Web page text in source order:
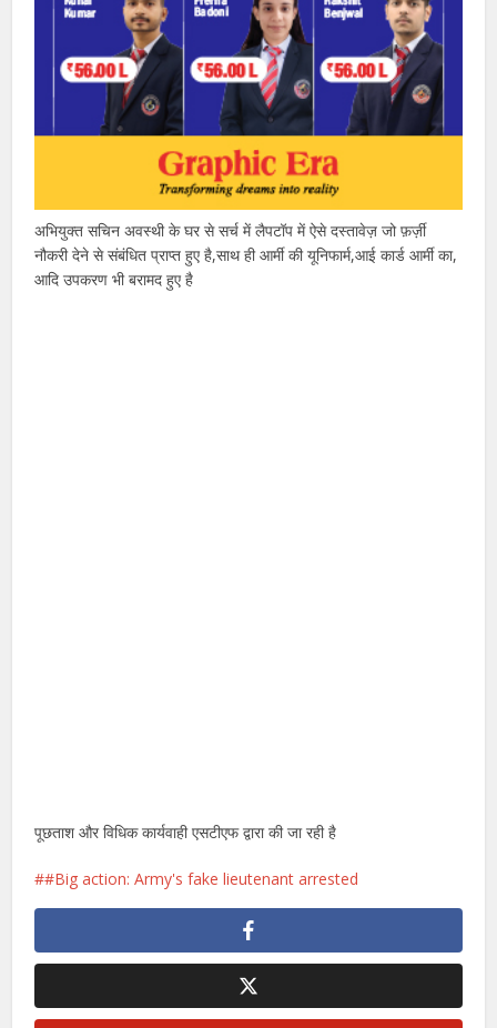
अभियुक्त सचिन अवस्थी के घर से सर्च में लैपटॉप में ऐसे दस्तावेज़ जो फ़र्ज़ी
नौकरी देने से संबंधित प्राप्त हुए है,साथ ही आर्मी की यूनिफार्म,आई कार्ड आर्मी का,
आदि उपकरण भी बरामद हुए है
पूछताश और विधिक कार्यवाही एसटीएफ द्वारा की जा रही है
#Big action: Army's fake lieutenant arrested